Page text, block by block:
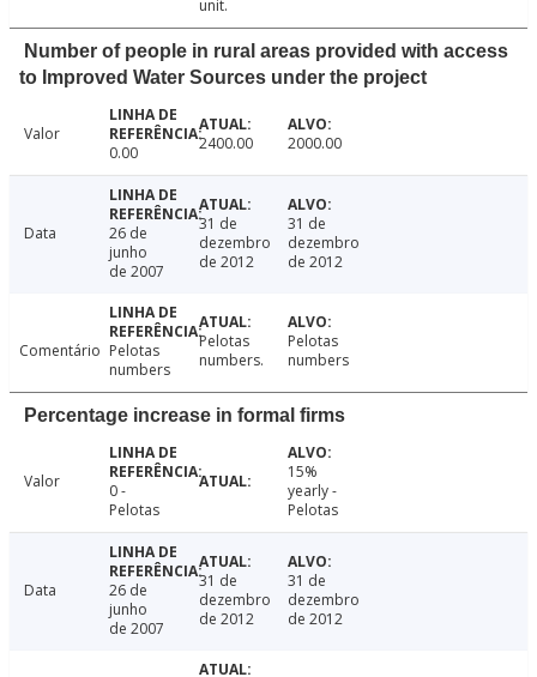
unit.
Number of people in rural areas provided with access
to Improved Water Sources under the project
Valor
0.00
2400.00 2000.00
Data
26 de
junho
de 2007
31 de
dezembro
de 2012
31 de
dezembro
de 2012
Comentário Pelotas
numbers
Pelotas
numbers.
Pelotas
numbers
Percentage increase in formal firms
Valor
0 -
Pelotas
15%
yearly -
Pelotas
Data
26 de
junho
de 2007
31 de
dezembro
de 2012
31 de
dezembro
de 2012